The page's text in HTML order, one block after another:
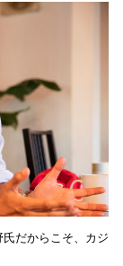
だからこそ、カジ